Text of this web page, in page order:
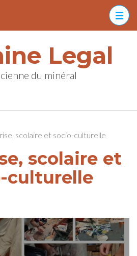
Legal
du minéral
scolaire et socio-culturelle
scolaire et
culturelle